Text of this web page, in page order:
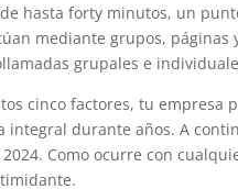
hasta forty minutos, un
mediante grupos, páginas
grupales e
cinco factores, tu
integral durante años. A
Como ocurre con